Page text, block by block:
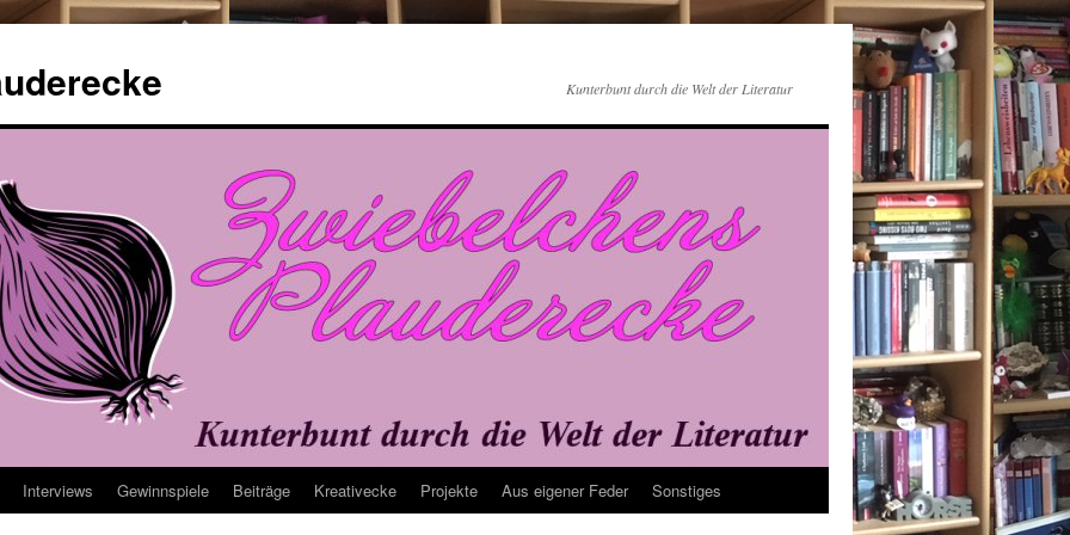
Kunterbunt durch die Welt der Literatur
Interviews Gewinnspiele Beiträge Kreativecke Projekte Aus eigener Feder Sonstiges